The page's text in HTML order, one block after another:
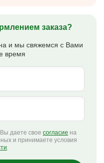
заказа?
и мы свяжемся с Вами
время
даете свое согласие на
и принимаете условия
.